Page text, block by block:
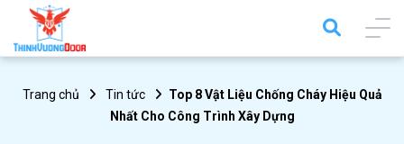
Trang chủ Tin tức
Top 8 Vật Liệu Chống Cháy Hiệu Quả
Nhất Cho Công Trình Xây Dựng